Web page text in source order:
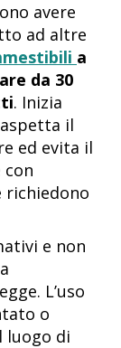
avere
ad altre
a
da 30
. Inizia
il
ed evita il
con
richiedono
e non
L’uso
o
luogo di